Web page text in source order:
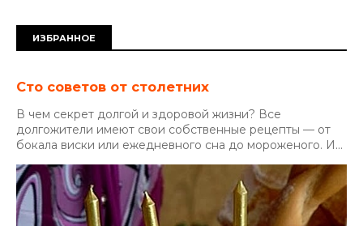
ИЗБРАННОЕ
Сто советов от столетних
В чем секрет долгой и здоровой жизни? Все
долгожители имеют свои собственные рецепты — от
бокала виски или ежедневного сна до мороженого. И...